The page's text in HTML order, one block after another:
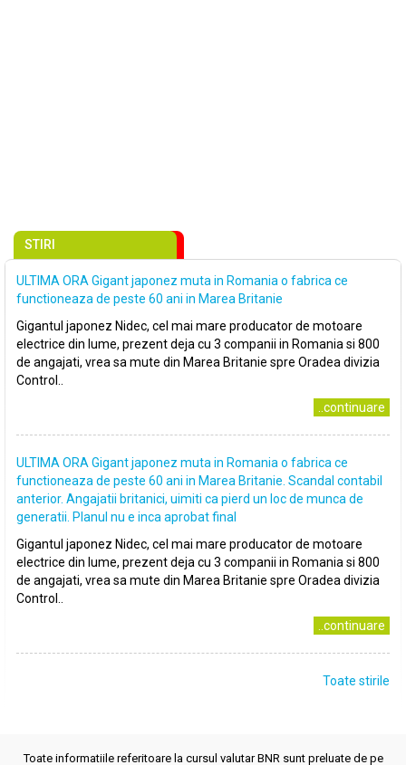
STIRI
ULTIMA ORA Gigant japonez muta in Romania o fabrica ce
functioneaza de peste 60 ani in Marea Britanie
Gigantul japonez Nidec, cel mai mare producator de motoare
electrice din lume, prezent deja cu 3 companii in Romania si 800
de angajati, vrea sa mute din Marea Britanie spre Oradea divizia
Control..
..continuare
ULTIMA ORA Gigant japonez muta in Romania o fabrica ce
functioneaza de peste 60 ani in Marea Britanie. Scandal contabil
anterior. Angajatii britanici, uimiti ca pierd un loc de munca de
generatii. Planul nu e inca aprobat final
Gigantul japonez Nidec, cel mai mare producator de motoare
electrice din lume, prezent deja cu 3 companii in Romania si 800
de angajati, vrea sa mute din Marea Britanie spre Oradea divizia
Control..
..continuare
Toate stirile
Toate informatiile referitoare la cursul valutar BNR sunt preluate de pe